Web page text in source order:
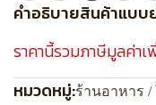
คำอธิบายสินค้าแบบ
ราคานี้รวมภาษีมูลค่าเ
หมวดหมู่:ร้านอาหาร /